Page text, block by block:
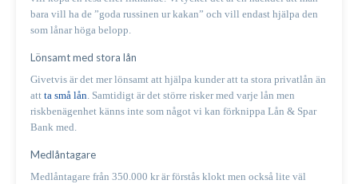
bara vill ha de ”goda russinen ur kakan” och vill endast hjälpa den
som lånar höga belopp.
Lönsamt med stora lån
Givetvis är det mer lönsamt att hjälpa kunder att ta stora privatlån än
att ta små lån . Samtidigt är det större risker med varje lån men
riskbenägenhet känns inte som något vi kan förknippa Lån & Spar
Bank med.
Medlåntagare
Medlåntagare från 350.000 kr är förstås klokt men också lite väl